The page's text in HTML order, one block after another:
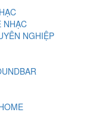
NHẠC
NGHIỆP